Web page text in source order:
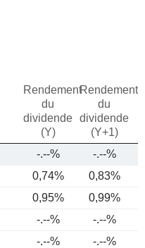
Rendement
du
dividende
(Y)
Rendement
du
dividende
(Y+1)
-.--% -.--%
0,74% 0,83%
0,95% 0,99%
-.--%
-.--%
-.--% -.--%